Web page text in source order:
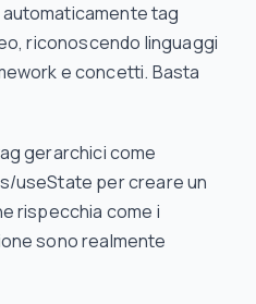
tag
riconoscendo linguaggi
e concetti. Basta
gerarchici come
per creare un
rispecchia come i
sono realmente